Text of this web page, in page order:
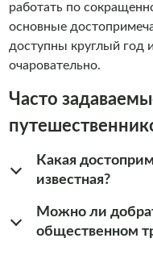
работать по
основные
доступны круглый год
очаровательно.
Часто
Какая
известная?
Можно ли
общественном